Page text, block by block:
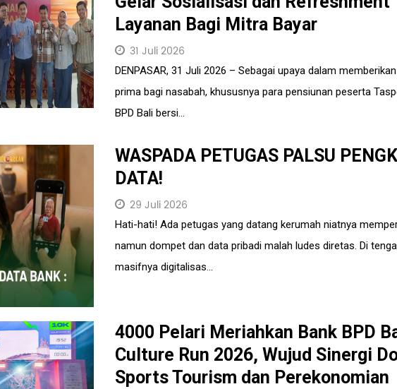
Layanan Bagi Mitra Bayar
31 Juli 2026
DENPASAR, 31 Juli 2026 – Sebagai upaya dalam
prima bagi nasabah, khususnya para pensiunan peserta
BPD Bali bersi...
WASPADA PETUGAS PALSU
DATA!
29 Juli 2026
Hati-hati! Ada petugas yang datang kerumah niatnya
namun dompet dan data pribadi malah ludes diretas. Di
masifnya digitalisas...
4000 Pelari Meriahkan Bank BPD
Culture Run 2026, Wujud Sinergi
Sports Tourism dan Perekonomian